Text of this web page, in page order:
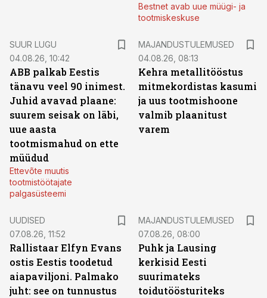
Bestnet avab uue müügi- ja
tootmiskeskuse
SUUR LUGU
04.08.26, 10:42
ABB palkab Eestis
tänavu veel 90 inimest.
Juhid avavad plaane:
suurem seisak on läbi,
uue aasta
tootmismahud on ette
müüdud
Ettevõte muutis
tootmistöötajate
palgasüsteemi
MAJANDUSTULEMUSED
04.08.26, 08:13
Kehra metallitööstus
mitmekordistas kasumi
ja uus tootmishoone
valmib plaanitust
varem
UUDISED
07.08.26, 11:52
Rallistaar Elfyn Evans
ostis Eestis toodetud
aiapaviljoni. Palmako
juht: see on tunnustus
MAJANDUSTULEMUSED
07.08.26, 08:00
Puhk ja Lausing
kerkisid Eesti
suurimateks
toidutöösturiteks